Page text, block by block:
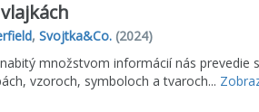
dospelého čitateľa. Svojtka má vo
Barrington Barber
, Svojtka&Co.(2024)
množstvom informácií nás
vzoroch, symboloch a tvaroch...